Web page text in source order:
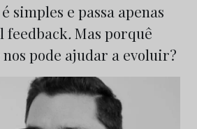
simples e passa apenas
feedback.Mas porquê
pode ajudar a evoluir?